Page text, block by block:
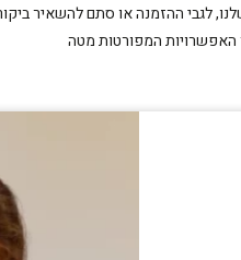
לגבי ההזמנה או סתם להשאיר
האפשרויות המפורטות מטה